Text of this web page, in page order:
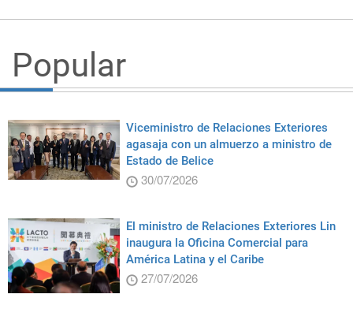
Popular
Viceministro de Relaciones Exteriores
agasaja con un almuerzo a ministro de
Estado de Belice
30/07/2026
El ministro de Relaciones Exteriores Lin
inaugura la Oficina Comercial para
América Latina y el Caribe
27/07/2026